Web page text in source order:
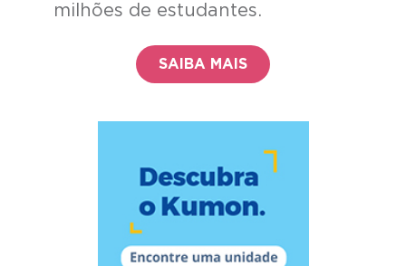
milhões de estudantes.
SAIBA MAIS